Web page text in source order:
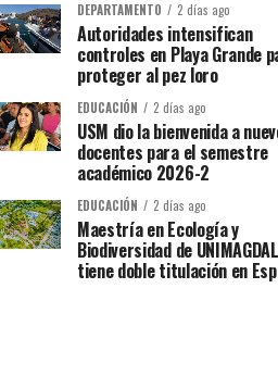
DEPARTAMENTO 2 días ago
Autoridades intensifican
controles en Playa Grande
proteger al pez loro
EDUCACIÓN 2 días ago
USM dio la bienvenida a
docentes para el semestre
académico 2026-2
EDUCACIÓN 2 días ago
Maestría en Ecología y
Biodiversidad de
tiene doble titulación en